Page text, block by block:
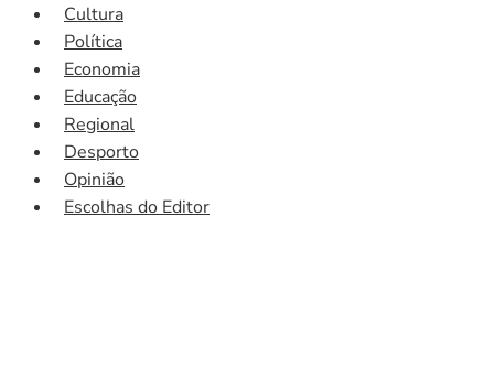
Cultura
Política
Economia
Educação
Regional
Desporto
Opinião
Escolhas do Editor